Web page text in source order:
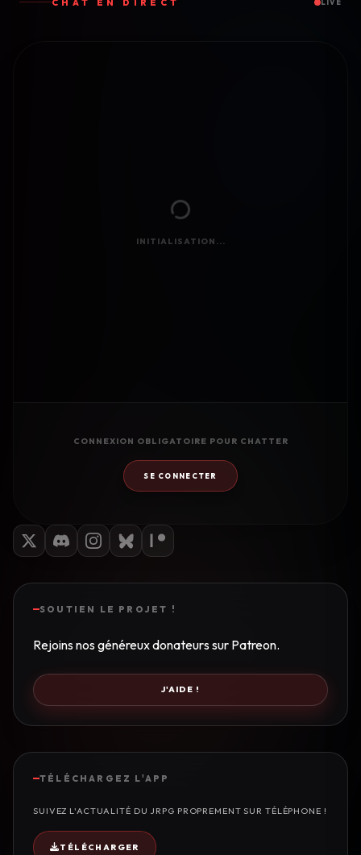
LIVE
INITIALISATION...
CONNEXION OBLIGATOIRE POUR CHATTER
SE CONNECTER
SOUTIEN LE PROJET !
Rejoins nos généreux donateurs sur Patreon.
J'AIDE !
TÉLÉCHARGEZ L'APP
SUIVEZ L'ACTUALITÉ DU JRPG PROPREMENT SUR TÉLÉPHONE !
TÉLÉCHARGER